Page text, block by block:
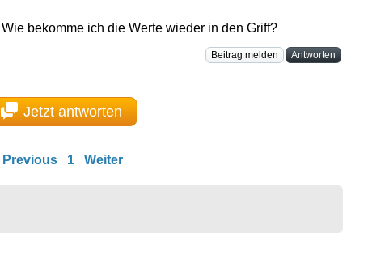
bekomme ich die Werte wieder in den Griff?
Beitrag melden Antworten
Jetzt antworten
Previous 1 Weiter